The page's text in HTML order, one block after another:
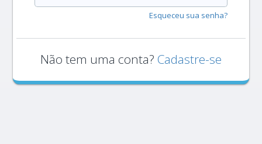
Esqueceu sua senha?
Não tem uma conta? Cadastre-se